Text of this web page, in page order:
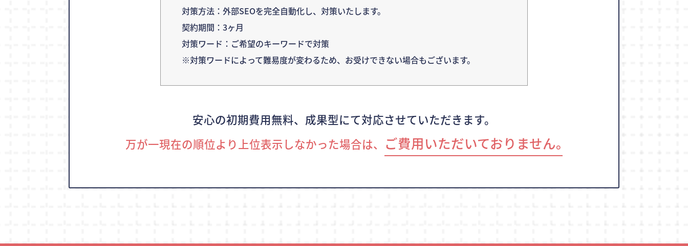
対策方法：外部SEOを完全自動化し、対策いたします。
契約期間：3ヶ月
対策ワード：ご希望のキーワードで対策
※対策ワードによって難易度が変わるため、 お受けできない場合もございます。
安心の初期費用無料、成果型にて対応させていただきます。
万が一現在の順位より上位表示しなかった場合は、 ご費用いただいておりません｡